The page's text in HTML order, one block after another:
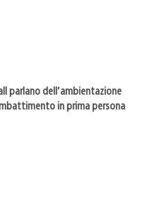
parlano dell’ambientazione
in prima persona